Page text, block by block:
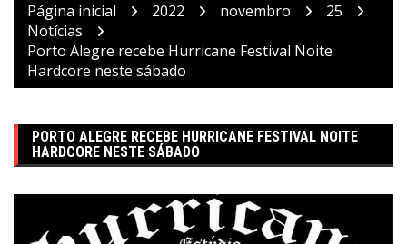
Página inicial 2022 novembro
25
Notícias
Porto Alegre recebe Hurricane Festival Noite
Hardcore neste sábado
PORTO ALEGRE RECEBE HURRICANE FESTIVAL NOITE
HARDCORE NESTE SÁBADO